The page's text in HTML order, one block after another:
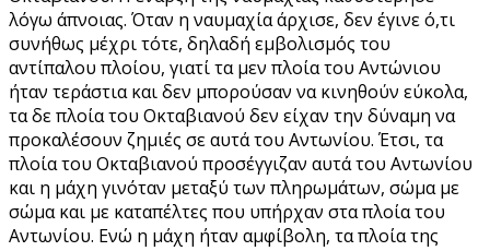
λόγω άπνοιας. Όταν η ναυμαχία άρχισε, δεν έγινε ό,τι
συνήθως μέχρι τότε, δηλαδή εμβολισμός του
αντίπαλου πλοίου, γιατί τα μεν πλοία του Αντώνιου
ήταν τεράστια και δεν μπορούσαν να κινηθούν εύκολα,
τα δε πλοία του Οκταβιανού δεν είχαν την δύναμη να
προκαλέσουν ζημιές σε αυτά του Αντωνίου. Έτσι, τα
πλοία του Οκταβιανού προσέγγιζαν αυτά του Αντωνίου
και η μάχη γινόταν μεταξύ των πληρωμάτων, σώμα με
σώμα και με καταπέλτες που υπήρχαν στα πλοία του
Αντωνίου. Ενώ η μάχη ήταν αμφίβολη, τα πλοία της